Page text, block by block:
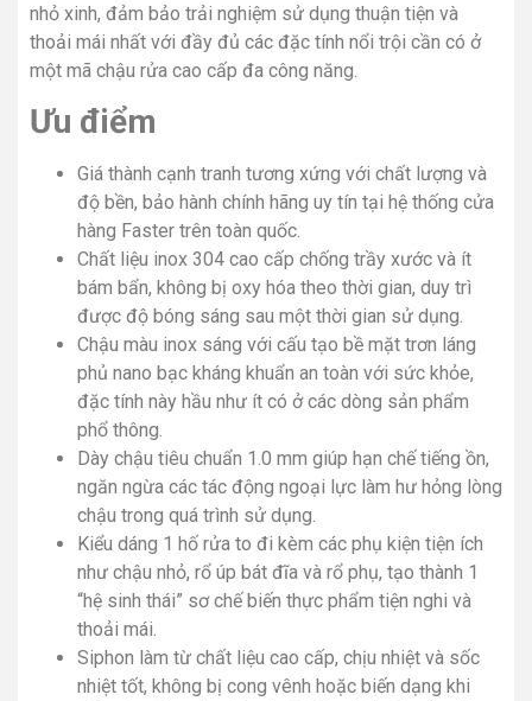
nhỏ xinh, đảm bảo trải nghiệm sử dụng thuận tiện và
thoải mái nhất với đầy đủ các đặc tính nổi trội cần có ở
một mã chậu rửa cao cấp đa công năng.
Ưu điểm
Giá thành cạnh tranh tương xứng với chất lượng và
độ bền, bảo hành chính hãng uy tín tại hệ thống cửa
hàng Faster trên toàn quốc.
Chất liệu inox 304 cao cấp chống trầy xước và ít
bám bẩn, không bị oxy hóa theo thời gian, duy trì
được độ bóng sáng sau một thời gian sử dụng.
Chậu màu inox sáng với cấu tạo bề mặt trơn láng
phủ nano bạc kháng khuẩn an toàn với sức khỏe,
đặc tính này hầu như ít có ở các dòng sản phẩm
phổ thông.
Dày chậu tiêu chuẩn 1.0 mm giúp hạn chế tiếng ồn,
ngăn ngừa các tác động ngoại lực làm hư hỏng lòng
chậu trong quá trình sử dụng.
Kiểu dáng 1 hố rửa to đi kèm các phụ kiện tiện ích
như chậu nhỏ, rổ úp bát đĩa và rổ phụ, tạo thành 1
“hệ sinh thái” sơ chế biến thực phẩm tiện nghi và
thoải mái.
Siphon làm từ chất liệu cao cấp, chịu nhiệt và sốc
nhiệt tốt, không bị cong vênh hoặc biến dạng khi